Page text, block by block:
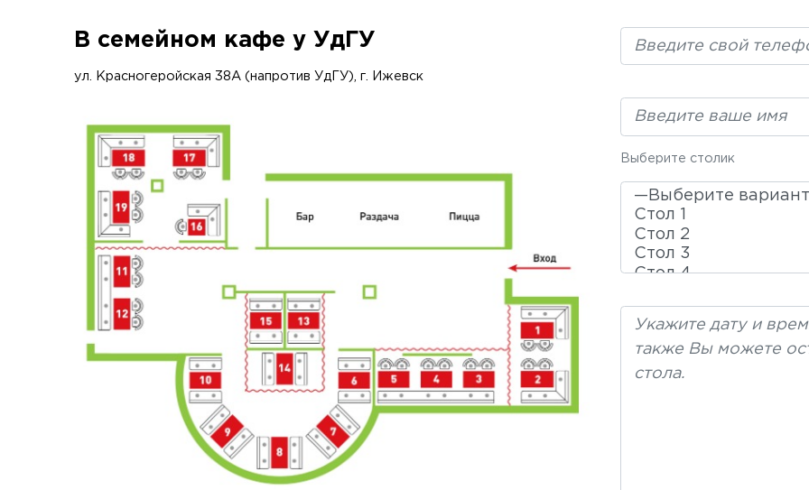
В семейном кафе у УдГУ
ул. Красногеройская 38А (напротив УдГУ), г. Ижевск
Выберите столик